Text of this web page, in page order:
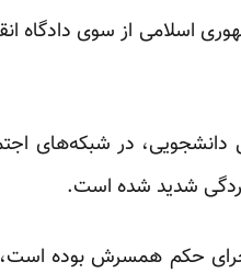
دانشجویی، در شبکه‌های
شدید شده است.
حکم همسرش بوده است،